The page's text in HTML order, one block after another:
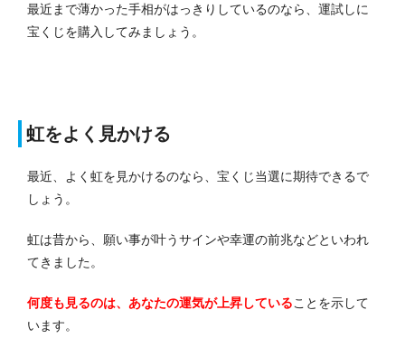
最近まで薄かった手相がはっきりしているのなら、運試しに
宝くじを購入してみましょう。
虹をよく見かける
最近、よく虹を見かけるのなら、宝くじ当選に期待できるで
しょう。
虹は昔から、願い事が叶うサインや幸運の前兆などといわれ
てきました。
何度も見るのは、あなたの運気が上昇していることを示して
います。